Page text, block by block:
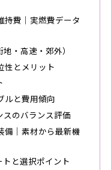
持費｜実燃費データ
・高速・郊外）
性とメリット
ルと費用傾向
のバランス評価
備｜素材から最新機
と選択ポイント